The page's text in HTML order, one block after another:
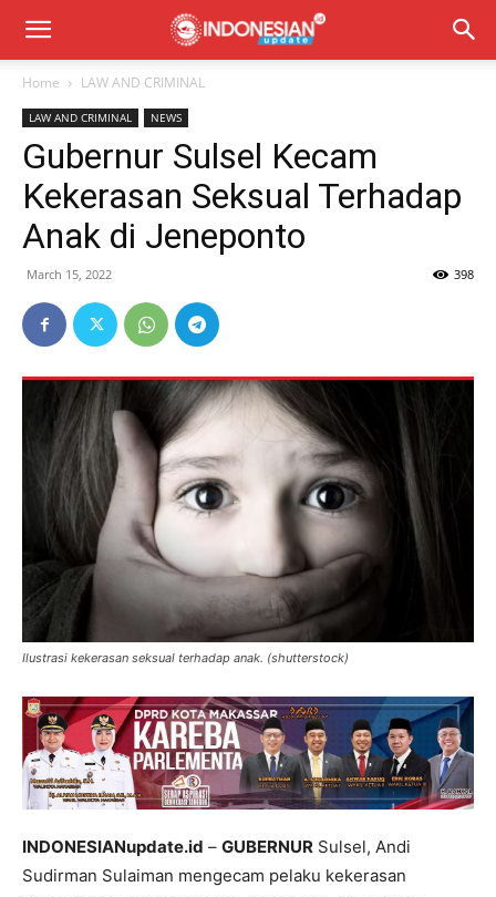
Home LAW AND CRIMINAL
LAW AND CRIMINAL NEWS
Gubernur Sulsel Kecam
Kekerasan Seksual Terhadap
Anak di Jeneponto
March 15, 2022 398
Ilustrasi kekerasan seksual terhadap anak. (shutterstock)
INDONESIANupdate.id – GUBERNUR Sulsel, Andi
Sudirman Sulaiman mengecam pelaku kekerasan